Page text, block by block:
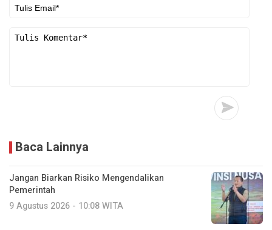
Baca Lainnya
Jangan Biarkan Risiko Mengendalikan
Pemerintah
9 Agustus 2026 - 10:08 WITA